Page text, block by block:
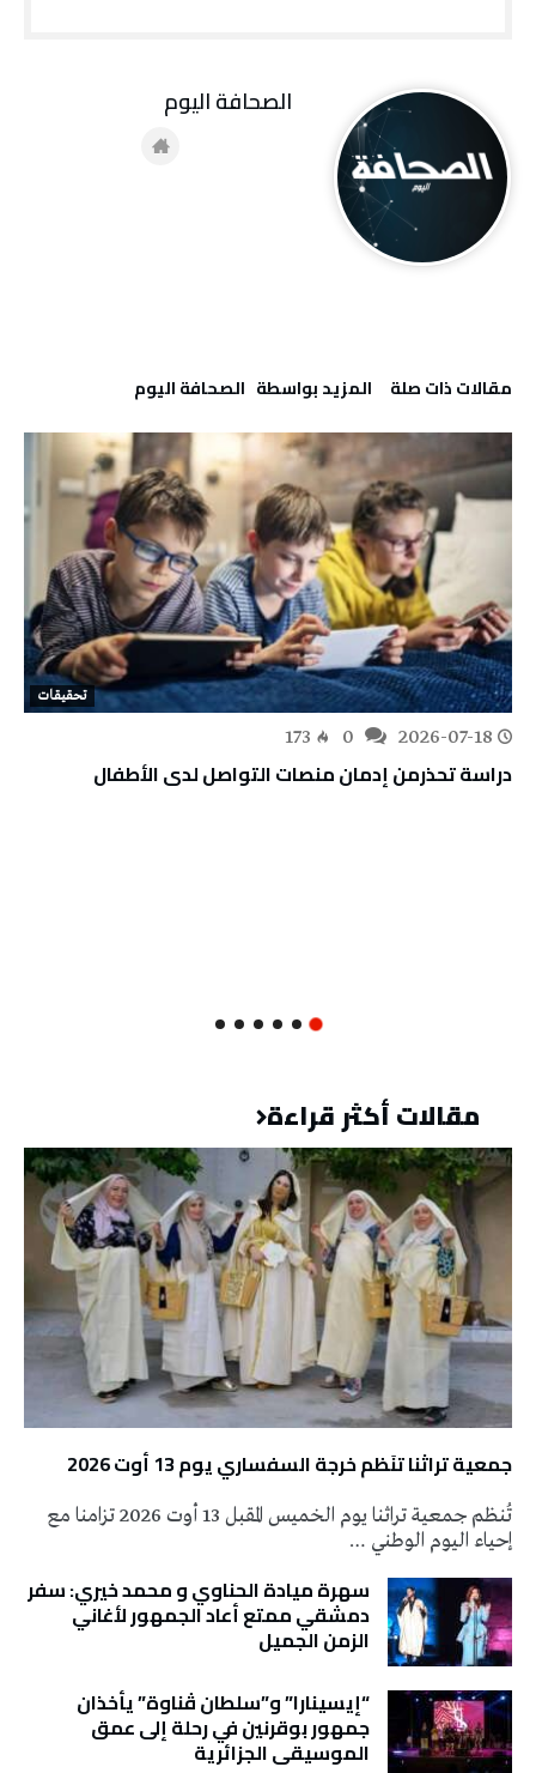
‫مقالات ذات صلة‬ ‫‫المزيد بواسطة‬ ‬ ‭ ‬الصحافة‭ ‬اليوم
تحقيقات
2026-07-18
173
دراسة تحذرمن إدمان منصات التواصل لدى الأطفال
مقالات أكثر قراءة
جمعية تراثنا تنَظم خرجة السفساري يوم 13 أوت 2026
تُنظم جمعية تراثنا يوم الخميس المقبل 13 أوت 2026 تزامنا مع
إحياء اليوم الوطني …
سهرة ميادة الحناوي و محمد خيري: سفر
دمشقي ممتع أعاد الجمهور لأغاني
الزمن الجميل
“إيسينارا” و”سلطان ڤناوة” يأخذان
جمهور بوقرنين في رحلة إلى عمق
الموسيقى الجزائرية